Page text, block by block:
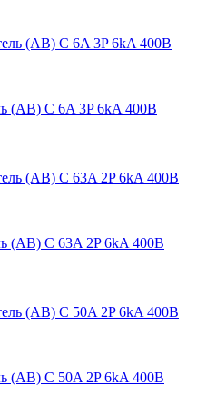
(АВ) C 6A 3P 6kA 400В
(АВ) C 63A 2P 6kA 400В
(АВ) C 50A 2P 6kA 400В